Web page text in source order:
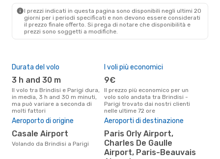
I prezzi indicati in questa pagina sono disponibili negli ultimi 20
giorni per i periodi specificati e non devono essere considerati
il ​​prezzo finale offerto. Si prega di notare che disponibilità e
prezzi sono soggetti a modifiche.
Durata del volo
3 h and 30 m
Il volo tra Brindisi e Parigi dura,
in media, 3 h and 30 m minuti,
ma può variare a seconda di
molti fattori
I voli più economici
9€
Il prezzo più economico per un
volo solo andata tra Brindisi -
Parigi trovato dai nostri clienti
nelle ultime 72 ore
Aeroporto di origine
Casale Airport
Volando da Brindisi a Parigi
Aeroporti di destinazione
Paris Orly Airport,
Charles De Gaulle
Airport, Paris-Beauvais